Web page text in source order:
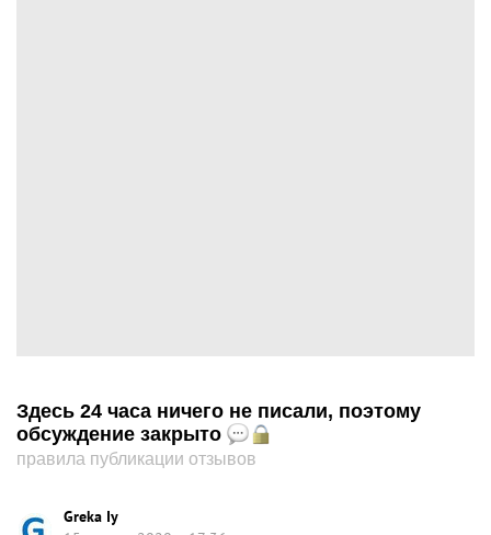
Здесь 24 часа ничего не писали, поэтому
обсуждение закрыто
правила публикации отзывов
Greka Iy